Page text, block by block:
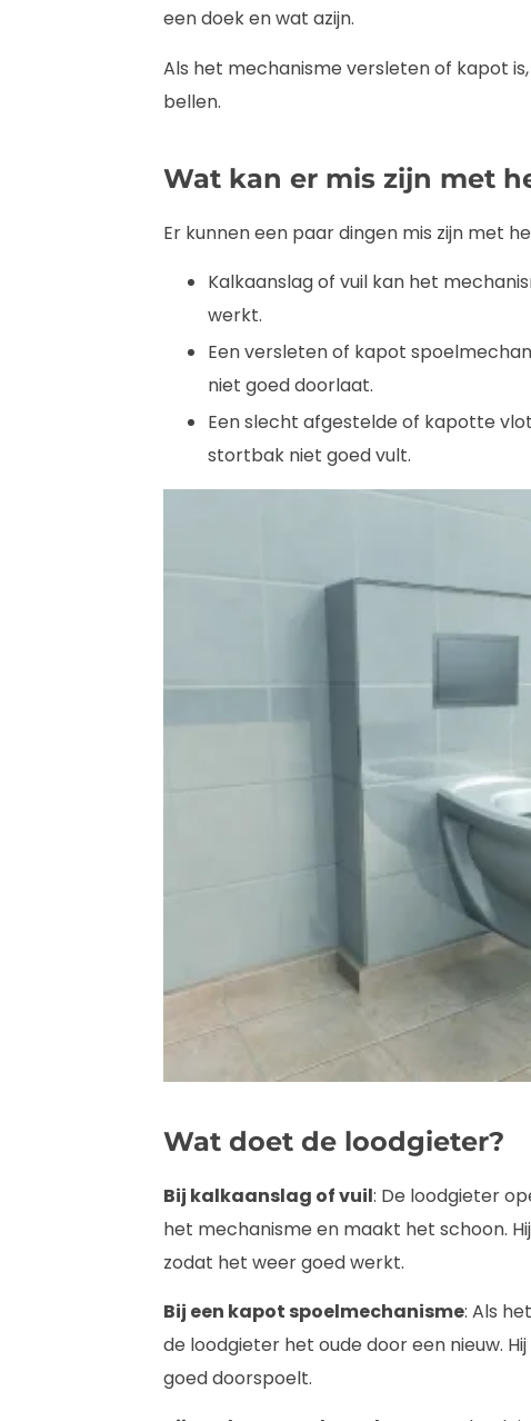
een doek en wat azijn.
Als het mechanisme versleten of kapot
bellen.
Wat kan er mis zijn met
Er kunnen een paar dingen mis zijn met
Kalkaanslag of vuil kan het
werkt.
Een versleten of kapot
niet goed doorlaat.
Een slecht afgestelde of kapotte
stortbak niet goed vult.
Wat doet de loodgieter?
Bij kalkaanslag of vuil: De loodgieter
het mechanisme en maakt het schoon.
zodat het weer goed werkt.
Bij een kapot spoelmechanisme: Als
de loodgieter het oude door een nieuw.
goed doorspoelt.